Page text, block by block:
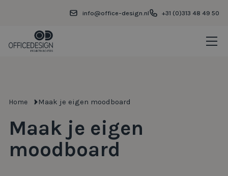
info@office-design.nl +31 (0)313 48 49 50
Home Maak je eigen moodboard
Maak je eigen
moodboard